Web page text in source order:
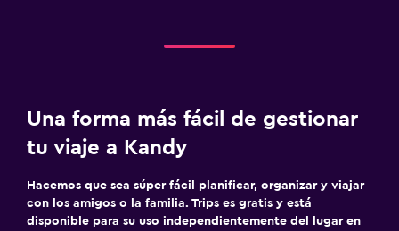
Una forma más fácil de gestionar
tu viaje a Kandy
Hacemos que sea súper fácil planificar, organizar y viajar
con los amigos o la familia. Trips es gratis y está
disponible para su uso independientemente del lugar en